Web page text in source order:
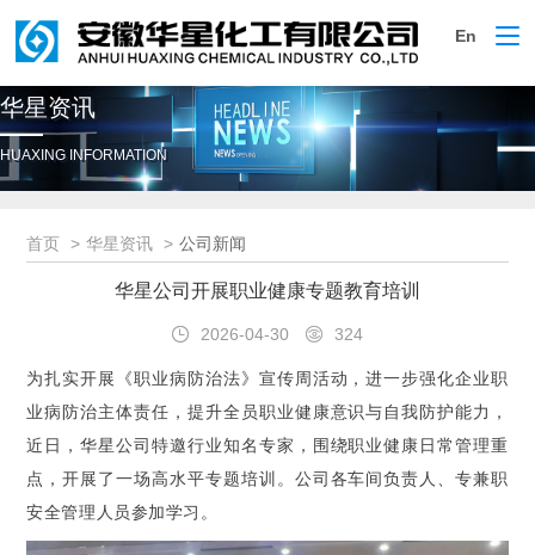
切
航
En
华星资讯
HUAXING INFORMATION
首页 华星资讯 公司新闻
华星公司开展职业健康专题教育培训
2026-04-30 324
为扎实开展《职业病防治法》宣传周活动，进一步强化企业职
业病防治主体责任，提升全员职业健康意识与自我防护能力，
近日，华星公司特邀行业知名专家，围绕职业健康日常管理重
点，开展了一场高水平专题培训。公司各车间负责人、专兼职
安全管理人员参加学习。